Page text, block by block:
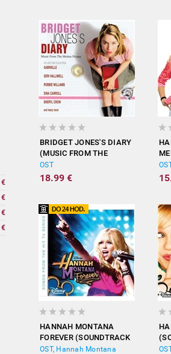
€
€
€
€
BRIDGET JONES'S DIARY
(MUSIC FROM THE
MOTION PICTURE)
OST
18.99 €
HANNAH MONTANA
FOREVER (SOUNDTRACK
FROM THE TV SERIES)
OST, Hannah Montana